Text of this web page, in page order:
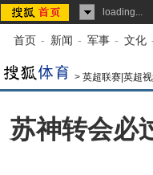
loading...
首页 - 新闻 - 军事 - 文化
> 英超联赛|英超
苏神转会必